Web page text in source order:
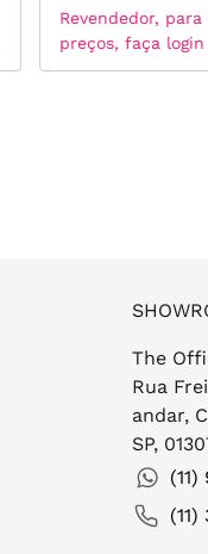
Revendedor,
preços, faça
The
Rua
andar,
SP,